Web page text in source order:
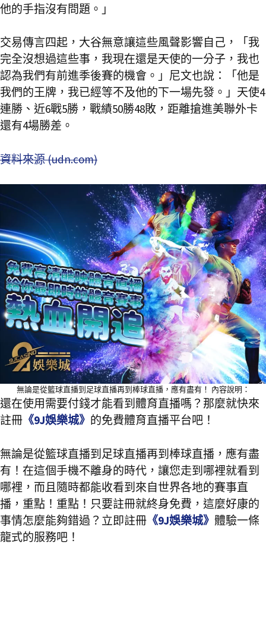
他的手指沒有問題。」
交易傳言四起，大谷無意讓這些風聲影響自己，「我
完全沒想過這些事，我現在還是天使的一分子，我也
認為我們有前進季後賽的機會。」尼文也說：「他是
我們的王牌，我已經等不及他的下一場先發。」天使4
連勝、近6戰5勝，戰績50勝48敗，距離搶進美聯外卡
還有4場勝差。
資料來源 (udn.com)
無論是從籃球直播到足球直播再到棒球直播，應有盡有！ 內容說明：
還在使用需要付錢才能看到體育直播嗎？那麼就快來
註冊 《9J娛樂城》 的免費體育直播平台吧！
無論是從籃球直播到足球直播再到棒球直播，應有盡
有！在這個手機不離身的時代，讓您走到哪裡就看到
哪裡，而且隨時都能收看到來自世界各地的賽事直
播，重點！重點！只要註冊就終身免費，這麼好康的
事情怎麼能夠錯過？立即註冊 《9J娛樂城》 體驗一條
龍式的服務吧！